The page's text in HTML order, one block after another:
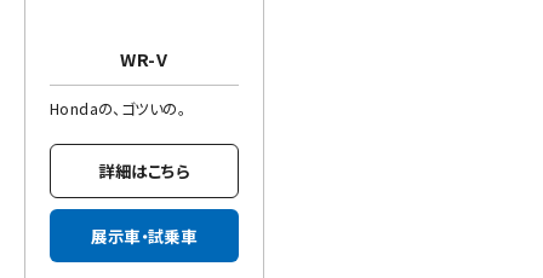
WR-V
Hondaの、ゴツいの。
詳細はこちら
展示車・試乗車